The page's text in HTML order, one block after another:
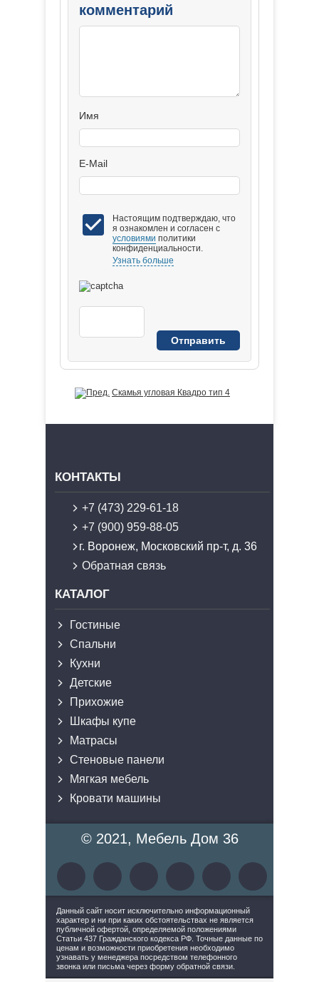
комментарий
Имя
E-Mail
Настоящим подтверждаю, что
я ознакомлен и согласен с
условиями политики
конфиденциальности.
Узнать больше
Скамья угловая Квадро тип 4
КОНТАКТЫ
+7 (473) 229-61-18
+7 (900) 959-88-05
г. Воронеж, Московский пр-т, д. 36
Обратная связь
КАТАЛОГ
Гостиные
Спальни
Кухни
Детские
Прихожие
Шкафы купе
Матрасы
Стеновые панели
Мягкая мебель
Кровати машины
© 2021, Мебель Дом 36
Данный сайт носит исключительно информационный
характер и ни при каких обстоятельствах не является
публичной офертой, определяемой положениями
Статьи 437 Гражданского кодекса РФ. Точные данные по
ценам и возможности приобретения необходимо
узнавать у менеджера посредством телефонного
звонка или письма через форму обратной связи.